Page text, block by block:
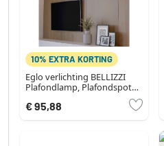
10% EXTRA KORTING
Eglo verlichting BELLIZZI
Plafondlamp, Plafondspot
€ 95,88